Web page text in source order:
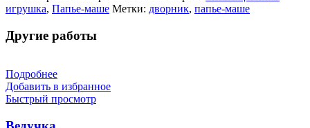
игрушка, Папье-маше Метки: дворник, папье-маше
Другие работы
Подробнее
Добавить в избранное
Быстрый просмотр